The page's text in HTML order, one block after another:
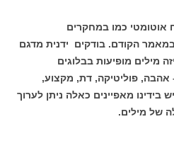
אוטומטי כמו במחקרים
הקודם. בודקים ידנית מדגם
מילים מופיעות בבלוגים
פוליטיקה, דת, מקצוע,
בידינו מאפיינים כאלה ניתן לערוך
של מילים.